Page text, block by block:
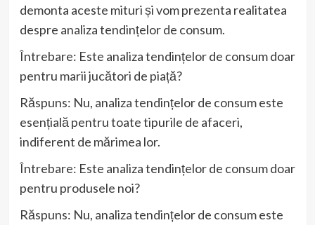
demonta aceste mituri și vom prezenta realitatea
despre analiza tendințelor de consum.
Întrebare: Este analiza tendințelor de consum doar
pentru marii jucători de piață?
Răspuns: Nu, analiza tendințelor de consum este
esențială pentru toate tipurile de afaceri,
indiferent de mărimea lor.
Întrebare: Este analiza tendințelor de consum doar
pentru produsele noi?
Răspuns: Nu, analiza tendințelor de consum este